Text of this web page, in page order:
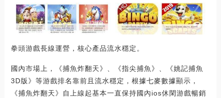
拳頭游戲長線運營，核心產品流水穩定。
國內市場上，《捕魚炸翻天》、《指尖捕魚》、《姚記捕魚
3D版》等游戲排名靠前且流水穩定，根據七麥數據顯示，
《捕魚炸翻天》自上線起基本一直保持國內ios休閑游戲暢銷